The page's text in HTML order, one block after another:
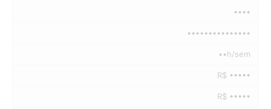
••••
•••••••••••••••
••h/sem
R$ •••••
R$ •••••